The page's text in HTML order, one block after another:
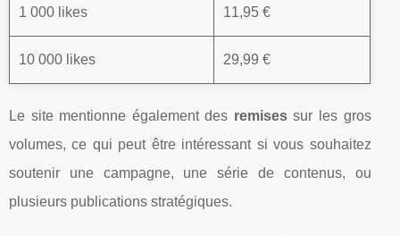
1 000 likes 11,95 €
10 000 likes 29,99 €
Le site mentionne également des remisessur les gros
volumes, ce qui peut être intéressant si vous souhaitez
soutenir une campagne, une série de contenus, ou
plusieurs publications stratégiques.